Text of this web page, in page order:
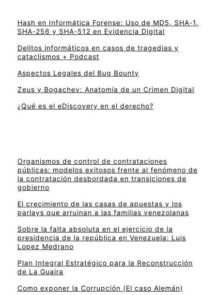
Hash en Informática Forense: Uso de MD5, SHA-1,
SHA-256 y SHA-512 en Evidencia Digital
Delitos informáticos en casos de tragedias y
cataclismos + Podcast
Aspectos Legales del Bug Bounty
Zeus y Bogachev: Anatomía de un Crimen Digital
¿Qué es el eDiscovery en el derecho?
Organismos de control de contrataciones
públicas: modelos exitosos frente al fenómeno de
la contratación desbordada en transiciones de
gobierno
El crecimiento de las casas de apuestas y los
parlays que arruinan a las familias venezolanas
Sobre la falta absoluta en el ejercicio de la
presidencia de la república en Venezuela: Luis
Lopez Medrano
Plan Integral Estratégico para la Reconstrucción
de La Guaira
Como exponer la Corrupción (El caso Alemán)